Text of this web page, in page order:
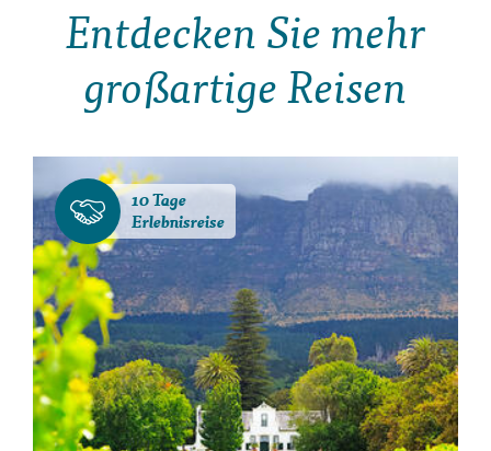
Entdecken Sie mehr
großartige Reisen
10 Tage
Erlebnisreise